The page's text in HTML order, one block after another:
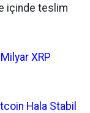
içinde teslim
XRP
Hala Stabil